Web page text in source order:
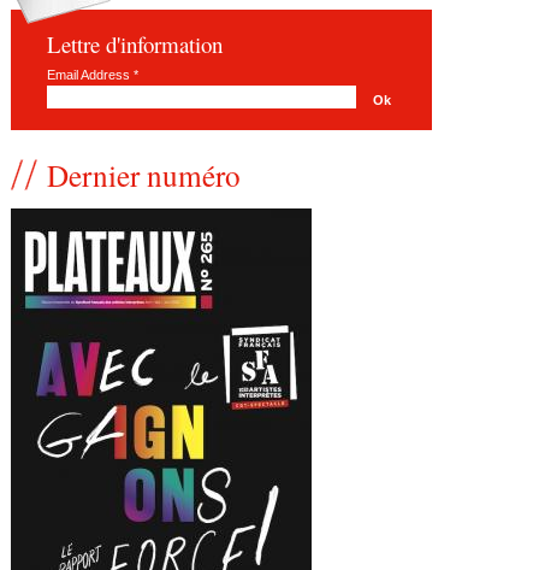
Lettre d'information
Email Address *
Dernier numéro